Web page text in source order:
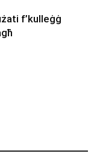
f’kulleġġ